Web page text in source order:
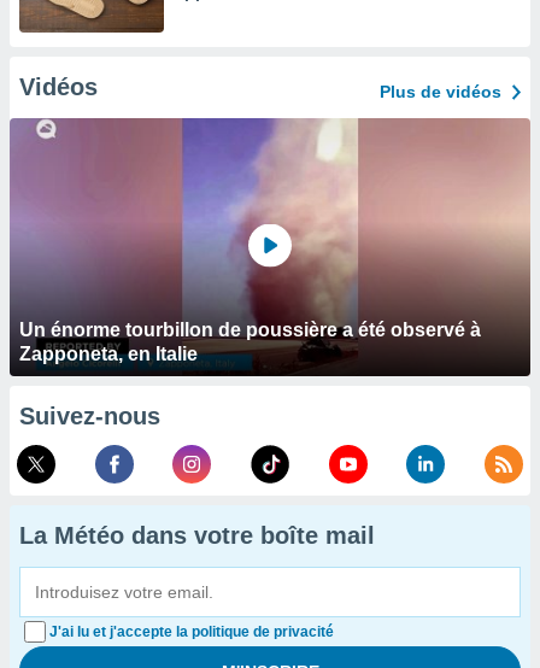
Vidéos Plus de vidéos
Un énorme tourbillon de poussière a été observé à
Zapponeta, en Italie
Suivez-nous
La Météo dans votre boîte mail
J'ai lu et j'accepte la politique de privacité